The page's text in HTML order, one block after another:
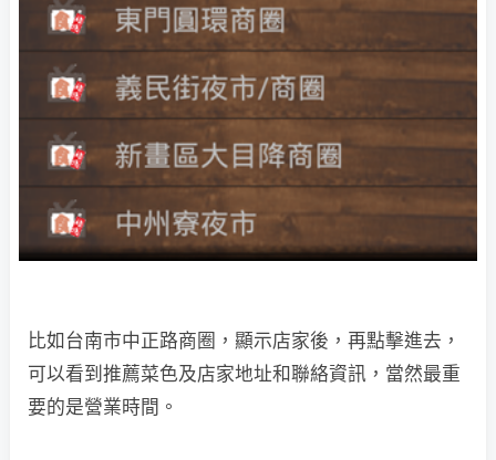
比如台南市中正路商圈，顯示店家後，再點擊進去，
可以看到推薦菜色及店家地址和聯絡資訊，當然最重
要的是營業時間。